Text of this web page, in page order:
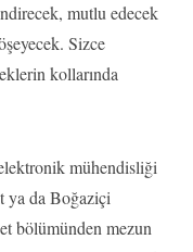
mutlu edecek
Sizce
kollarında
mühendisliği
ya da Boğaziçi
bölümünden mezun